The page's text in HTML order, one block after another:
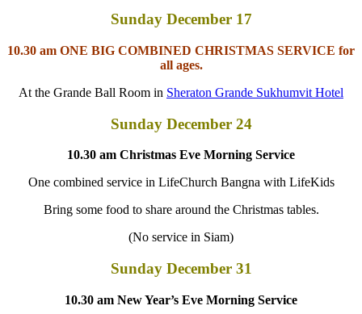
Sunday December 17
10.30 am ONE BIG COMBINED CHRISTMAS SERVICE for
all ages.
At the Grande Ball Room in Sheraton Grande Sukhumvit Hotel
Sunday December 24
10.30 am Christmas Eve Morning Service
One combined service in LifeChurch Bangna with LifeKids
Bring some food to share around the Christmas tables.
(No service in Siam)
Sunday December 31
10.30 am New Year’s Eve Morning Service